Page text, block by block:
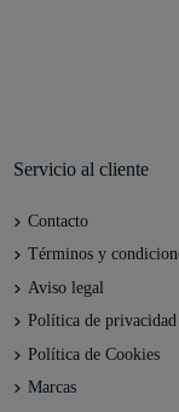
Servicio al cliente
Contacto
Términos y
Aviso legal
Política de privacidad
Política de Cookies
Marcas